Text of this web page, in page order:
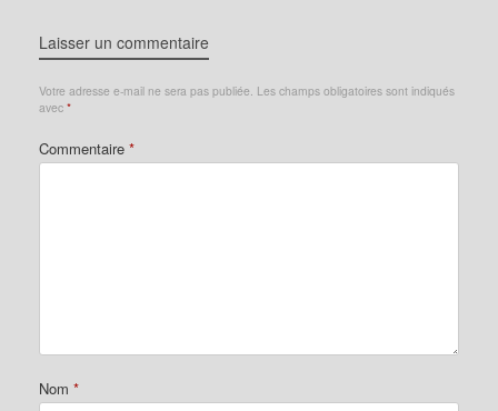
Laisser un commentaire
Votre adresse e-mail ne sera pas publiée. Les champs obligatoires sont indiqués
avec *
Commentaire *
Nom *